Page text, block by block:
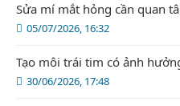
05/07/2026, 16:32
Sửa mí mắt hỏng cần quan
30/06/2026, 17:48
Tạo môi trái tim có ảnh